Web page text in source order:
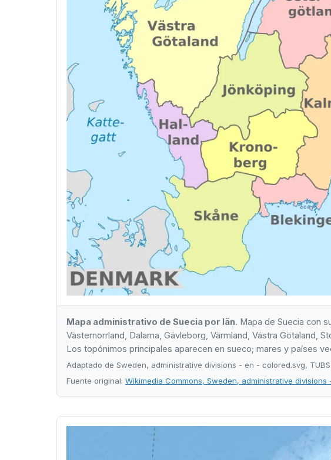
Mapa administrativo de Suecia por län. Mapa de Suecia con
Västernorrland, Dalarna, Gävleborg, Värmland, Västra Götaland,
Los topónimos principales aparecen en sueco; mares y países
Adaptado de Sweden, administrative divisions - en - colored.svg,
Fuente original: Wikimedia Commons, Sweden, administrative